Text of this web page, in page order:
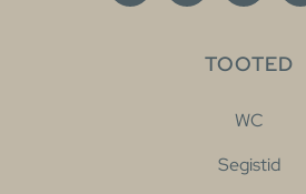
TOOTED
WC
Segistid